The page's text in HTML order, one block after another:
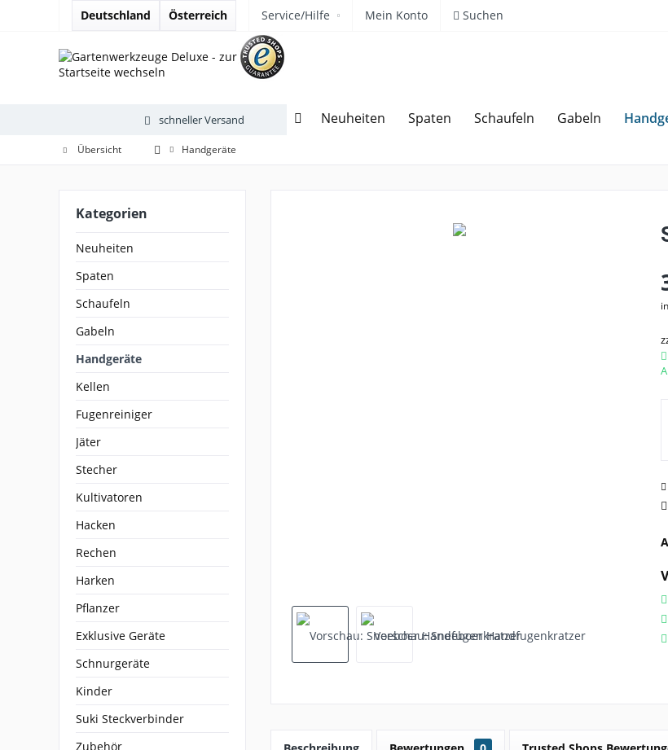
Deutschland Österreich Service/Hilfe Mein Konto Suchen
Neuheiten Spaten Schaufeln Gabeln
schneller Versand Über 20 Jahre Erfahrung
Übersicht Handgeräte
Kategorien
Neuheiten
Spaten
Schaufeln
Gabeln
Handgeräte
Kellen
Fugenreiniger
Jäter
Stecher
Kultivatoren
Hacken
Rechen
Harken
Pflanzer
Exklusive Geräte
Schnurgeräte
Kinder
Suki Steckverbinder
Zubehör